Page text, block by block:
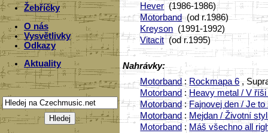
Žebříčky
O nás
Vysvětlivky
Odkazy
Aktuality
Hever (1986-1986)
Motorband(od r.1986)
Kreyson (1991-1992)
Vitacit(od r.1995)
Nahrávky:
Motorband:Rockmapa 6,
Motorband :Heavy metal / V
Motorband:Fajnovej den / Je
Motorband:Mejdan / Životní
Motorband : Máš všechno all